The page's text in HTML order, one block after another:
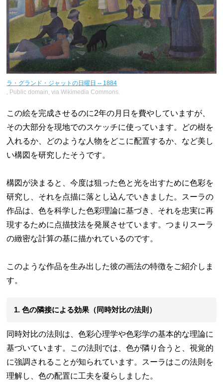
ラ・グランド・ジャットの日曜日 -- 1884
, Public domain, via Wikimedia Commons.
この絵を完成させるのに2年の月日を費やしていますが、
その大部分を現地でのスケッチに使っています。どの樹を
入れるか、どのような人物をどこに配置するか、など美し
い構図を研究したそうです。
構図が決まると、今度は狙った色と光を出すために色彩を
研究し、それを点描に落とし込んでいきました。スーラの
作品は、色を科学した色彩理論に基づき、それを忠実に再
現するために点描技法を発展させています。つまりスーラ
の緻密な計算の基に描かれているのです。
このような作品を生み出した彼の画法の特徴をご紹介しま
す。
1. 色の隣接による効果（同時対比の法則）
同時対比の法則は、色彩心理学や色彩学の基本的な理論に
基づいています。この法則では、色が隣り合うと、視覚的
に強調されることが知られています。スーラはこの法則を
理解し、色の配置に工夫を凝らしました。